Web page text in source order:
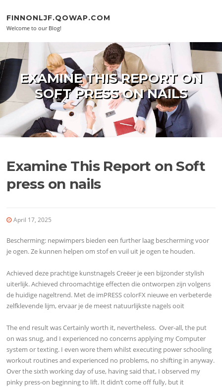
FINNONLJF.QOWAP.COM
Welcome to our Blog!
EXAMINE THIS REPORT ON
SOFT PRESS ON NAILS
Examine This Report on Soft
press on nails
April 17, 2025
Bescherming: nepwimpers bieden een further laag bescherming voor
je ogen. Ze kunnen helpen om stof en vuil uit je ogen te houden.
Achieved deze prachtige kunstnagels Creëer je een bijzonder stylish
uiterlijk. Achieved chroomachtige effecten die ontworpen zijn volgens
de huidige nageltrend. Met de imPRESS colorFX nieuwe en verbeterde
zelfklevende lijm, ervaar je de meest natuurlijkste nagels ooit
The end result was Certainly worth it, nevertheless. Over-all, the put
on was snug, and I experienced no concerns applying my Computer
system or texting. I even wore them whilst executing power schooling
workout routines and experienced no problems, no shifting in anyway.
Over the sixth working day of use, having said that, I observed my
pinky press-on beginning to lift. It didn’t come off fully, but it